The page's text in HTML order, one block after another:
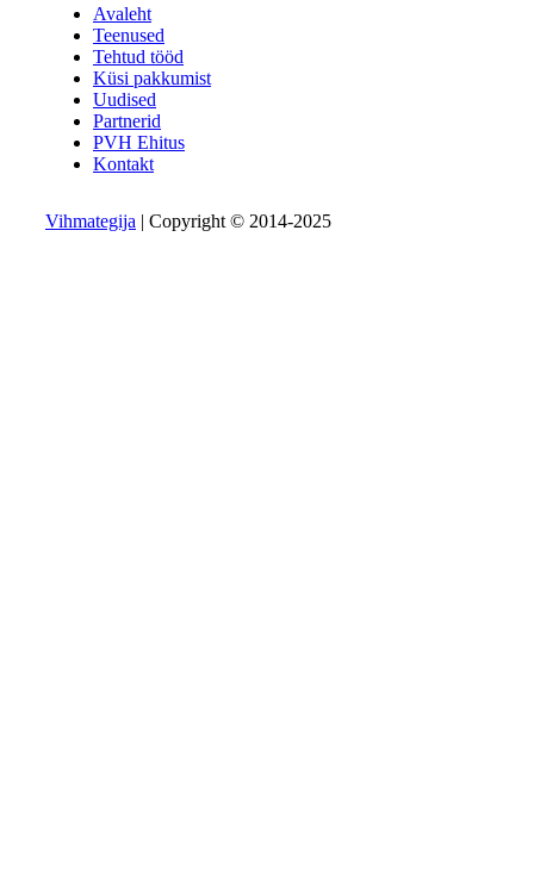
Avaleht
Teenused
Tehtud tööd
Küsi pakkumist
Uudised
Partnerid
PVH Ehitus
Kontakt
Vihmategija | Copyright © 2014-2025